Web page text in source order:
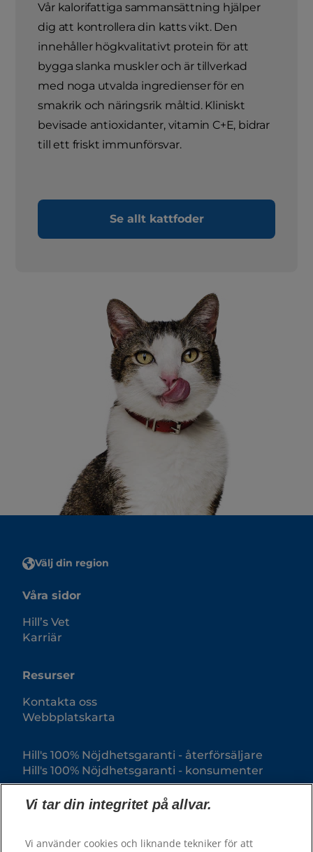
Vår kalorifattiga sammansättning hjälper
dig att kontrollera din katts vikt. Den
innehåller högkvalitativt protein för att
bygga slanka muskler och är tillverkad
med noga utvalda ingredienser för en
smakrik och näringsrik måltid. Kliniskt
bevisade antioxidanter, vitamin C+E, bidrar
till ett friskt immunförsvar.
Se allt kattfoder
Välj din region
Våra sidor
Hill’s Vet
Karriär
Resurser
Kontakta oss
Webbplatskarta
Hill's 100% Nöjdhetsgaranti - återförsäljare
Hill's 100% Nöjdhetsgaranti - konsumenter
Vi tar din integritet på allvar.
Vi använder cookies och liknande tekniker för att